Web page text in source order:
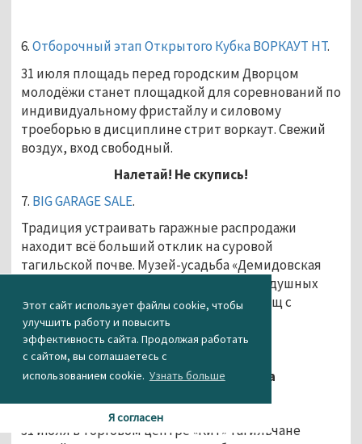
Этот сайт использует файлы cookie, чтобы
улучшить работу и повысить
эффективность сайта. Продолжая работать
с сайтом, вы соглашаетесь с
использованием cookie. Узнать больше
Я согласен
6.Отборочный этап Открытого Кубка ВОРКАУТ НТ.
31 июля площадь перед городским Дворцом
молодёжи станет площадкой для соревнований по
индивидуальному фристайлу и силовому
троеборью в дисциплине стрит воркаут. Свежий
воздух, вход свободный.
Налетай! Не скупись!
7. BIG GARAGE SALE.
Традиция устраивать гаражные распродажи
находит всё больший отклик на суровой
тагильской почве. Музей-усадьба «Демидовская
дача» 30 июля приглашает всех неравнодушных
окунуться в ураган шоппинга и «сокровищ с
антресолей».
Всякая душа празднику рада
8.Фест красок.
31 июля в торговом центре «Кит» тагильчане